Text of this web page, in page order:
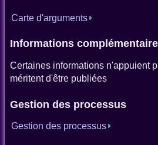
Carte d'arguments
Informations
Certaines informations n'appuient
méritent d'être publiées
Gestion des processus
Gestion des processus